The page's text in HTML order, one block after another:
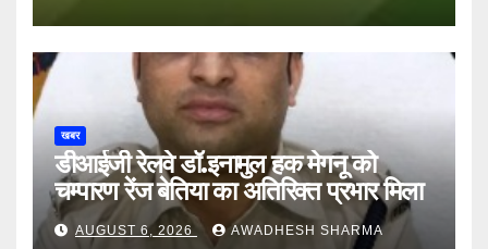
खबर
डीआईजी रेलवे डॉ.इनामुल हक मेगनू को
चम्पारण रेंज बेतिया का अतिरिक्त प्रभार मिला
AUGUST 6, 2026 AWADHESH SHARMA